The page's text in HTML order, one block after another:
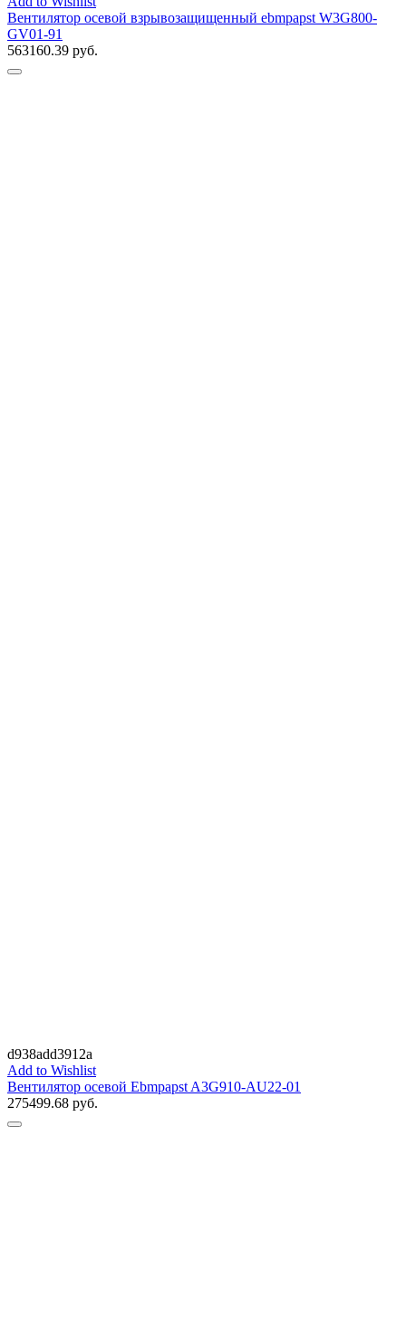
Вентилятор осевой взрывозащищенный ebmpapst W3G800-
GV01-91
563160.39 руб.
d938add3912a
Add to Wishlist
Вентилятор осевой Ebmpapst A3G910-AU22-01
275499.68 руб.